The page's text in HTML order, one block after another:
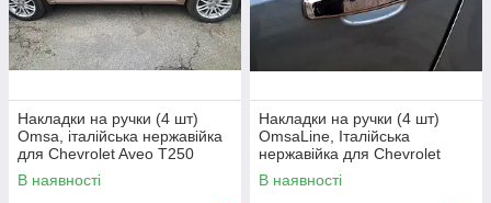
Накладки на ручки (4 шт)
Omsa, італійська нержавійка
для Chevrolet Aveo T250
2005-2011 рр
В наявності
Накладки на ручки (4 шт)
OmsaLine, Італійська
нержавійка для Chevrolet
Epica 2006-2014 рр
В наявності